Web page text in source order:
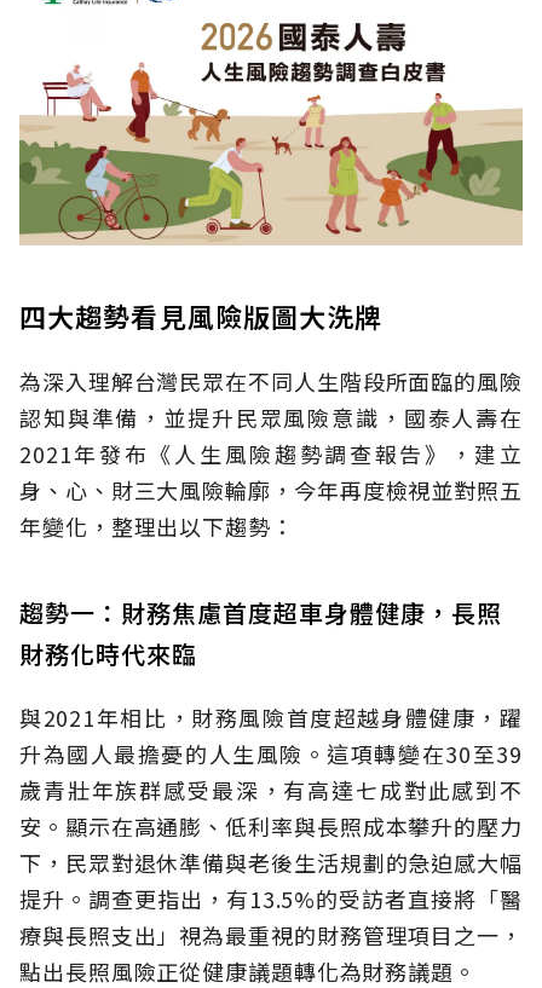
四大趨勢看見風險版圖大洗牌
為深入理解台灣民眾在不同人生階段所面臨的風險
認知與準備，並提升民眾風險意識，國泰人壽在
2021年發布《人生風險趨勢調查報告》，建立
身、心、財三大風險輪廓，今年再度檢視並對照五
年變化，整理出以下趨勢：
趨勢一：財務焦慮首度超車身體健康，長照
財務化時代來臨
與2021年相比，財務風險首度超越身體健康，躍
升為國人最擔憂的人生風險。這項轉變在30至39
歲青壯年族群感受最深，有高達七成對此感到不
安。顯示在高通膨、低利率與長照成本攀升的壓力
下，民眾對退休準備與老後生活規劃的急迫感大幅
提升。調查更指出，有13.5%的受訪者直接將「醫
療與長照支出」視為最重視的財務管理項目之一，
點出長照風險正從健康議題轉化為財務議題。